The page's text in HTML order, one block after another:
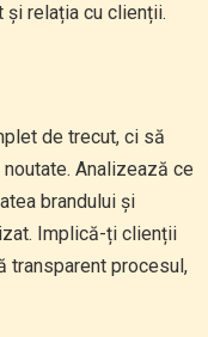
și relația cu clienții.
de trecut, ci să
Analizează ce
brandului și
Implică-ți clienții
transparent procesul,